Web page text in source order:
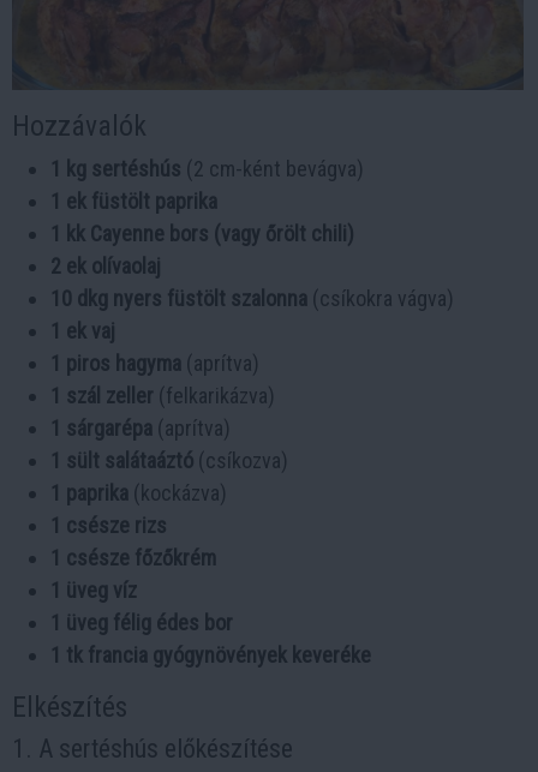
Hozzávalók
1 kg sertéshús (2 cm-ként bevágva)
1 ek füstölt paprika
1 kk Cayenne bors (vagy őrölt chili)
2 ek olívaolaj
10 dkg nyers füstölt szalonna (csíkokra vágva)
1 ek vaj
1 piros hagyma (aprítva)
1 szál zeller (felkarikázva)
1 sárgarépa (aprítva)
1 sült salátaáztó (csíkozva)
1 paprika (kockázva)
1 csésze rizs
1 csésze főzőkrém
1 üveg víz
1 üveg félig édes bor
1 tk francia gyógynövények keveréke
Elkészítés
1. A sertéshús előkészítése